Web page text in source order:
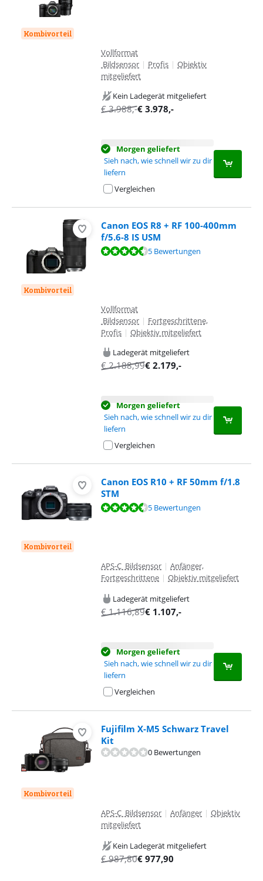
Kombivorteil
Vollformat
Bildsensor | Profis | Objektiv
mitgeliefert
Kein Ladegerät mitgeliefert
€3.988,-€ 3.978,-
Morgen geliefert
Sieh nach, wie schnell wir zu dir
liefern
Vergleichen
Kombivorteil
Canon EOS R8 + RF 100-400mm
f/5.6-8 IS USM
Bewertet mit 9,4 von 10, basierend auf 5 Bewertungen.
5 Bewertungen
Vollformat
Bildsensor | Fortgeschrittene,
Profis | Objektiv mitgeliefert
Ladegerät mitgeliefert
€2.188,99€ 2.179,-
Morgen geliefert
Sieh nach, wie schnell wir zu dir
liefern
Vergleichen
Kombivorteil
Canon EOS R10 + RF 50mm f/1.8
STM
Bewertet mit 8,5 von 10, basierend auf 5 Bewertungen.
5 Bewertungen
APS-C Bildsensor | Anfänger,
Fortgeschrittene | Objektiv mitgeliefert
Ladegerät mitgeliefert
€1.116,89€ 1.107,-
Morgen geliefert
Sieh nach, wie schnell wir zu dir
liefern
Vergleichen
Kombivorteil
Fujifilm X-M5 Schwarz Travel
Kit
0 Bewertungen
APS-C Bildsensor | Anfänger | Objektiv
mitgeliefert
Kein Ladegerät mitgeliefert
€987,80€ 977,90